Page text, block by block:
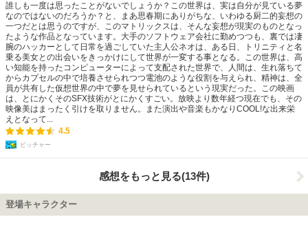
誰しも一度は思ったことがないでしょうか？この世界は、実は自分が見ている夢
なのではないのだろうか？と、まあ思春期にありがちな、いわゆる厨二的妄想の
一つだとは思うのですが、このマトリックスは、そんな妄想が現実のものとなっ
たような作品となっています。大手のソフトウェア会社に勤めつつも、裏では凄
腕のハッカーとして日常を過ごしていた主人公ネオは、ある日、トリニティと名
乗る美女との出会いをきっかけにして世界が一変する事となる。この世界は、高
い知能を持ったコンピューターによって支配された世界で、人間は、生れ落ちて
からカプセルの中で培養させられつつ電池のような役割を与えられ、精神は、全
員が共有した仮想世界の中で夢を見せられているという現実だった。この映画
は、とにかくそのSFX技術がとにかくすごい。放映より数年経つ現在でも、その
映像美はまったく引けを取りません。また演出や音楽もかなりCOOL!な出来栄
えとなって...
4.5
ピッチャー
感想をもっと見る(13件)
登場キャラクター